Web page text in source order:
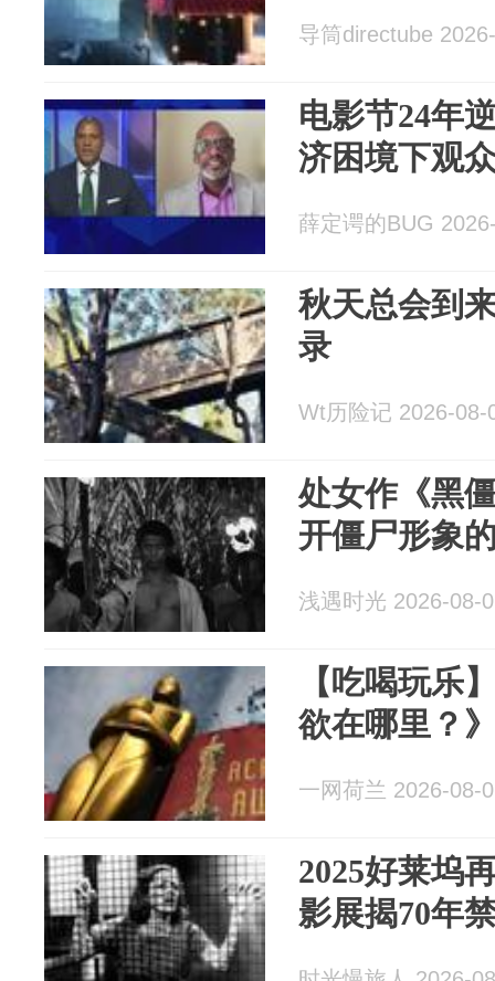
导筒directube
电影节24年
济困境下观
薛定谔的BUG
秋天总会到
录
Wt历险记 2026-08-
处女作《黑
开僵尸形象
浅遇时光 2026-08-
【吃喝玩乐
欲在哪里？
一网荷兰 2026-08-
2025好莱坞
影展揭70年